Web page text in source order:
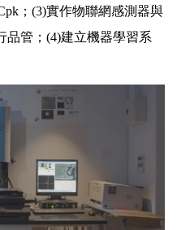
；(3)實作物聯網感測器與
品管；(4)建立機器學習系